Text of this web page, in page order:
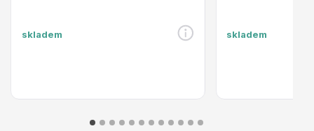
Okrasné keře
skladem skladem